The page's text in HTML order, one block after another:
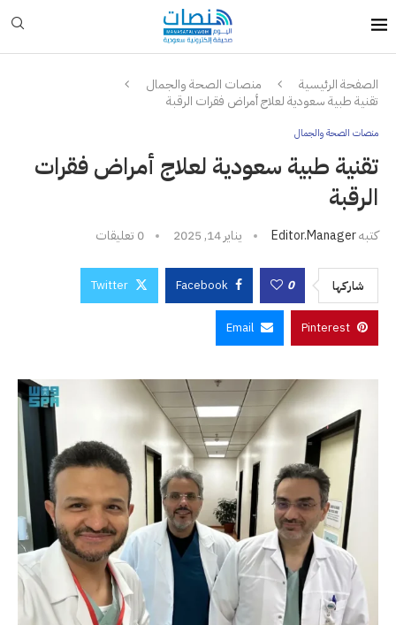
الصفحة الرئيسية
منصات الصحة والجمال
تقنية طبية سعودية لعلاج أمراض فقرات الرقبة
منصات الصحة والجمال
تقنية طبية سعودية لعلاج أمراض فقرات
الرقبة
كتبهEditor.manager يناير 14, 2025 0 تعليقات
شاركها 0
Facebook
Twitter
Pinterest
Email